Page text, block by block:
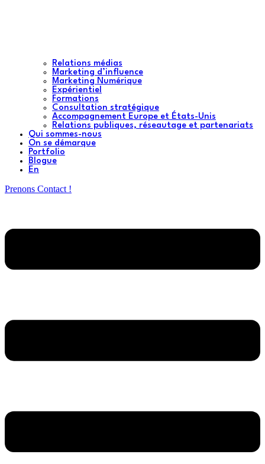
Relations médias
Marketing d’influence
Marketing Numérique
Expérientiel
Formations
Consultation stratégique
Accompagnement Europe et États-Unis
Relations publiques, réseautage et partenariats
Qui sommes-nous
On se démarque
Portfolio
Blogue
En
Prenons Contact !